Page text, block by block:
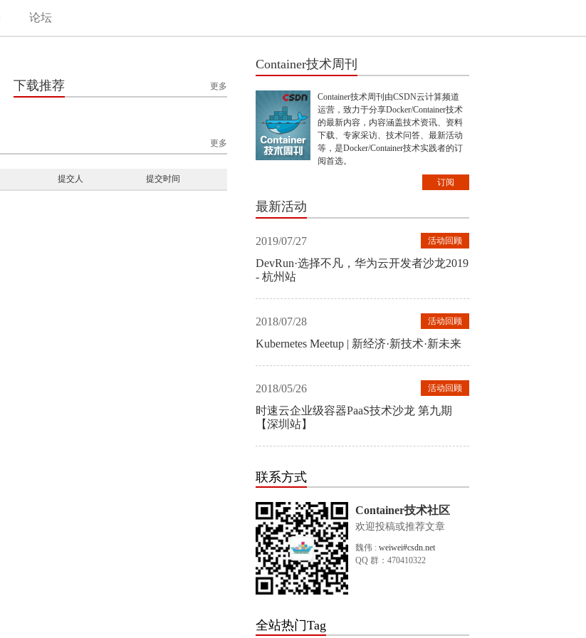
论坛
下载推荐 更多
更多
提交人 提交时间
Container技术周刊
Container技术周刊由CSDN云计算频道
运营，致力于分享Docker/Container技术
的最新内容，内容涵盖技术资讯、资料
下载、专家采访、技术问答、最新活动
等，是Docker/Container技术实践者的订
阅首选。
订阅
最新活动
2019/07/27 活动回顾
DevRun·选择不凡，华为云开发者沙龙2019
- 杭州站
2018/07/28 活动回顾
Kubernetes Meetup | 新经济·新技术·新未来
2018/05/26 活动回顾
时速云企业级容器PaaS技术沙龙 第九期
【深圳站】
联系方式
Container技术社区
欢迎投稿或推荐文章
魏伟 : weiwei#csdn.net
QQ 群：470410322
全站热门Tag